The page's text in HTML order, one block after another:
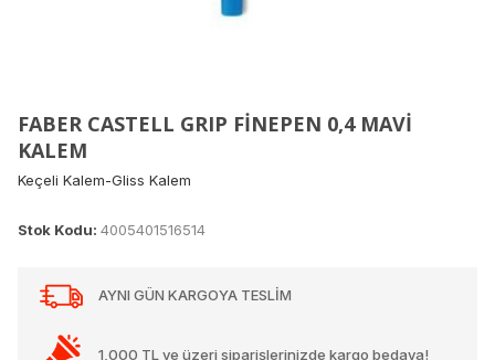
FABER CASTELL GRIP FİNEPEN 0,4 MAVİ
KALEM
Keçeli Kalem-Gliss Kalem
Stok Kodu: 4005401516514
AYNI GÜN KARGOYA TESLİM
1,000 TL ve üzeri siparişlerinizde kargo bedava!